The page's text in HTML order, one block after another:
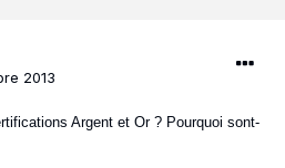
2013
Argent et Or ? Pourquoi sont-